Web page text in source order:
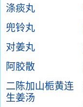
涤痰丸
兜铃丸
对姜丸
阿胶散
二陈加山栀黄连
生姜汤